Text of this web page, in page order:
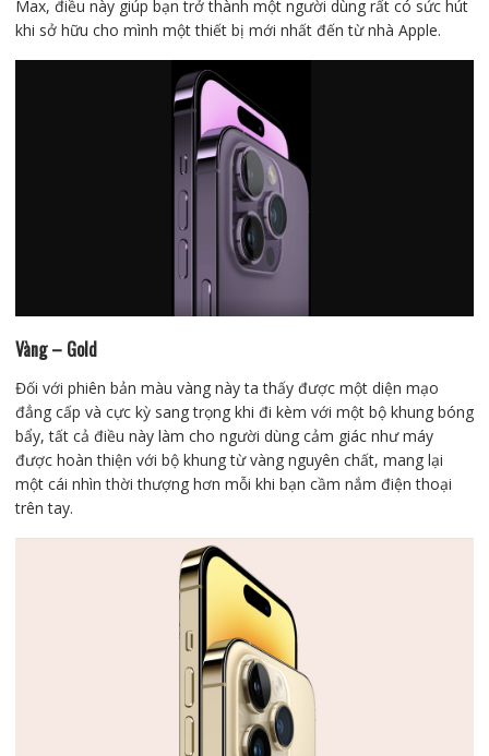
Max, điều này giúp bạn trở thành một người dùng rất có sức hút
khi sở hữu cho mình một thiết bị mới nhất đến từ nhà Apple.
Vàng – Gold
Đối với phiên bản màu vàng này ta thấy được một diện mạo
đẳng cấp và cực kỳ sang trọng khi đi kèm với một bộ khung bóng
bẩy, tất cả điều này làm cho người dùng cảm giác như máy
được hoàn thiện với bộ khung từ vàng nguyên chất, mang lại
một cái nhìn thời thượng hơn mỗi khi bạn cầm nắm điện thoại
trên tay.